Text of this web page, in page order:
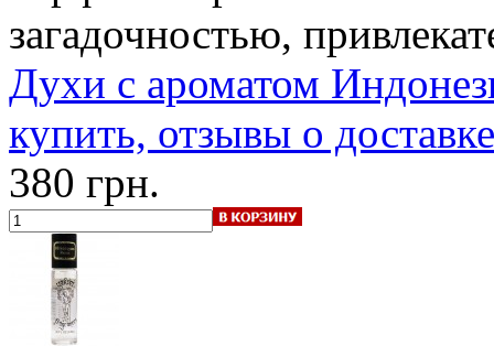
загадочностью,
Духи с ароматом
купить, отзывы о доставке
380 грн.